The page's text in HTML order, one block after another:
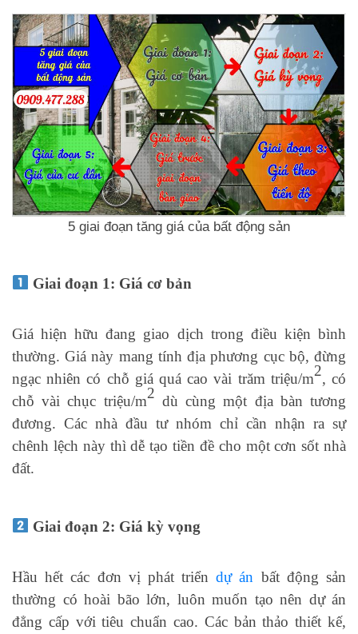
5 giai đoạn tăng giá của bất động sản
Giai đoạn 1: Giá cơ bản
Giá hiện hữu đang giao dịch trong điều kiện bình
thường. Giá này mang tính địa phương cục bộ, đừng
ngạc nhiên có chỗ giá quá cao vài trăm triệu/m2, có
chỗ vài chục triệu/m2 dù cùng một địa bàn tương
đương. Các nhà đầu tư nhóm chỉ cần nhận ra sự
chênh lệch này thì dễ tạo tiền đề cho một cơn sốt nhà
đất.
Giai đoạn 2: Giá kỳ vọng
Hầu hết các đơn vị phát triểndự án bất động sản
thường có hoài bão lớn, luôn muốn tạo nên dự án
đẳng cấp với tiêu chuẩn cao. Các bản thảo thiết kế,